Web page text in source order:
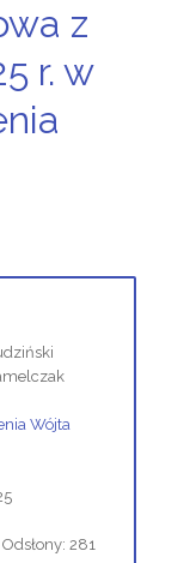
z
r. w
Wójta
Odsłony: 281